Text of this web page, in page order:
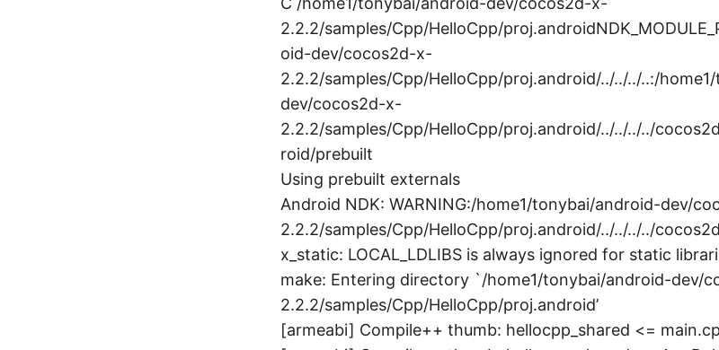
2.2.2/samples/Cpp/HelloCpp/
oid-dev/cocos2d-x-
2.2.2/samples/Cpp/HelloCpp/proj.android/../../../..:/
dev/cocos2d-x-
2.2.2/samples/Cpp/HelloCpp/proj.android/../../../../
roid/prebuilt
Using prebuilt externals
Android NDK: WARNING:/home1/tonybai/android-dev/
2.2.2/samples/Cpp/HelloCpp/proj.android/../../../../
x_static: LOCAL_LDLIBS is always ignored for static
make: Entering directory `/home1/tonybai/android-dev/
2.2.2/samples/Cpp/HelloCpp/proj.android’
[armeabi] Compile++ thumb: hellocpp_shared <=